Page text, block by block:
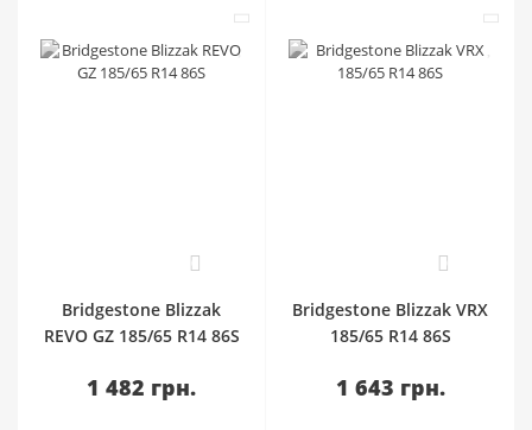
0
Bridgestone Blizzak
REVO GZ 185/65 R14 86S
1 482 грн.
0
Bridgestone Blizzak VRX
185/65 R14 86S
1 643 грн.